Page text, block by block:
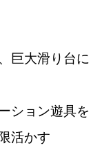
巨大滑り台に
ション遊具を
活かす